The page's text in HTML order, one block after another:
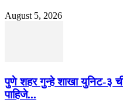
August 5, 2026
पुणे शहर गुन्हे शाखा युनिट-३
पाहिजे...